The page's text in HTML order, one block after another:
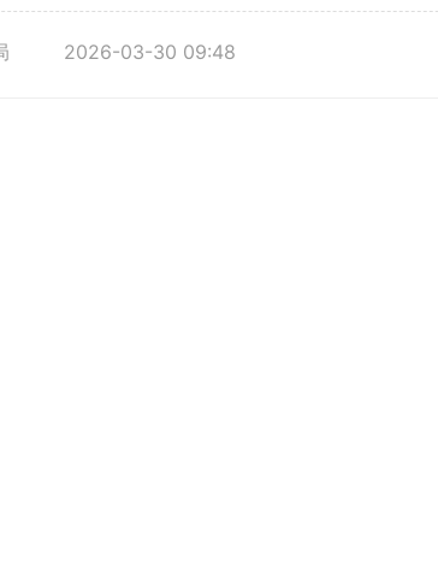
2026-03-30 09:48